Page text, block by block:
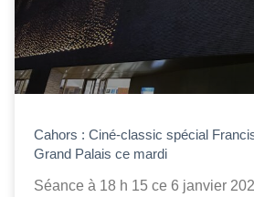
Cahors : Ciné-classic spécial
Grand Palais ce mardi
Séance à 18 h 15 ce 6 janvier